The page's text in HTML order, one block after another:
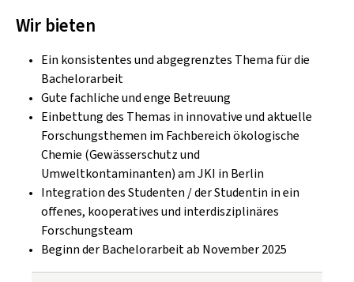
Wir bieten
Ein konsistentes und abgegrenztes Thema für die
Bachelorarbeit
Gute fachliche und enge Betreuung
Einbettung des Themas in innovative und aktuelle
Forschungsthemen im Fachbereich ökologische
Chemie (Gewässerschutz und
Umweltkontaminanten) am JKI in Berlin
Integration des Studenten / der Studentin in ein
offenes, kooperatives und interdisziplinäres
Forschungsteam
Beginn der Bachelorarbeit ab November 2025